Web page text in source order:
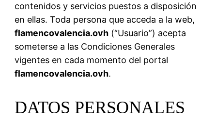
contenidos y servicios puestos a disposición
en ellas. Toda persona que acceda a la web,
flamencovalencia.ovh (“Usuario”) acepta
someterse a las Condiciones Generales
vigentes en cada momento del portal
flamencovalencia.ovh.
DATOS PERSONALES